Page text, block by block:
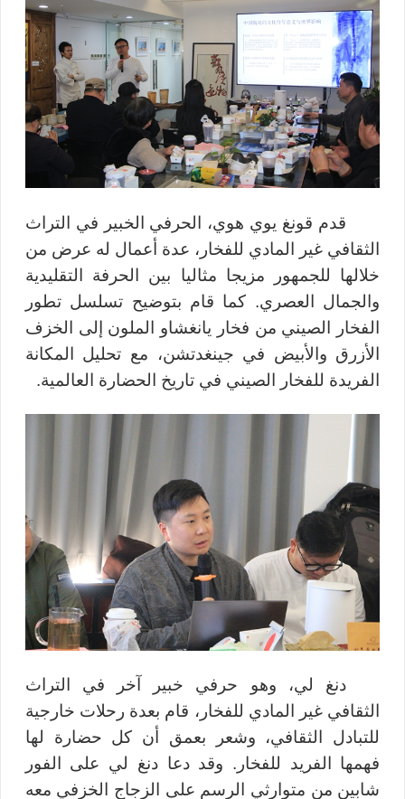
قدم قونغ يوي هوي، الحرفي الخبير في التراث
الثقافي غير المادي للفخار، عدة أعمال له عرض من
خلالها للجمهور مزيجا مثاليا بين الحرفة التقليدية
والجمال العصري. كما قام بتوضيح تسلسل تطور
الفخار الصيني من فخار يانغشاو الملون إلى الخزف
الأزرق والأبيض في جينغدتشن، مع تحليل المكانة
الفريدة للفخار الصيني في تاريخ الحضارة العالمية.
دنغ لي، وهو حرفي خبير آخر في التراث
الثقافي غير المادي للفخار، قام بعدة رحلات خارجية
للتبادل الثقافي، وشعر بعمق أن كل حضارة لها
فهمها الفريد للفخار. وقد دعا دنغ لي على الفور
شابين من متوارثي الرسم على الزجاج الخزفي معه